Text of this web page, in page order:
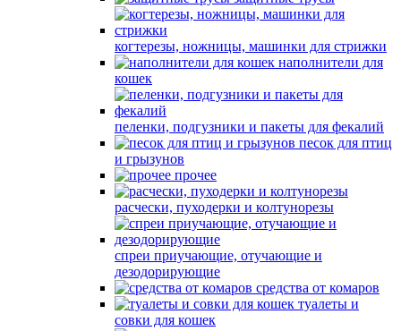
когтерезы, ножницы, машинки для стрижки
наполнители для
кошек
пеленки, подгузники и пакеты для фекалий
песок для птиц
и грызунов
прочее
расчески, пуходерки и колтунорезы
спреи приучающие, отучающие и
дезодорирующие
средства от комаров
туалеты и
совки для кошек